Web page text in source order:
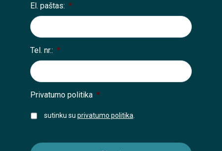
El. paštas: *
Tel. nr.: *
Privatumo politika *
sutinku su privatumo politika